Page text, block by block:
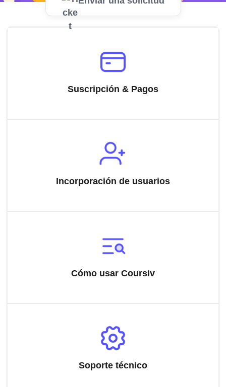
Suscripción & Pagos
Incorporación de usuarios
Cómo usar Coursiv
Soporte técnico